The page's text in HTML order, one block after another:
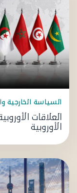
السياسة الخارجية
العلاقات
الأوروبية